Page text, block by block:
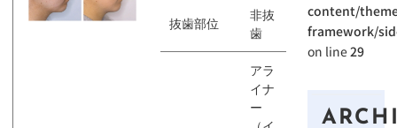
抜歯部位
非抜
歯
アラ
イナ
ー
content/
framework/
on line29